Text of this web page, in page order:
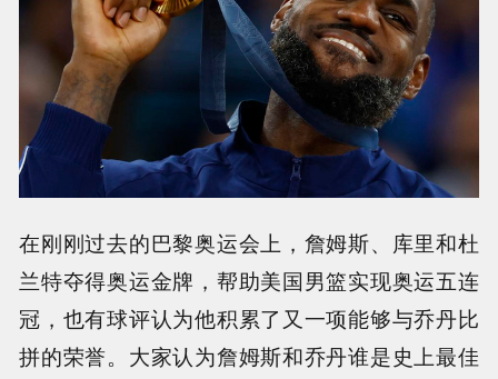
在刚刚过去的巴黎奥运会上，詹姆斯、库里和杜
兰特夺得奥运金牌，帮助美国男篮实现奥运五连
冠，也有球评认为他积累了又一项能够与乔丹比
拼的荣誉。大家认为詹姆斯和乔丹谁是史上最佳